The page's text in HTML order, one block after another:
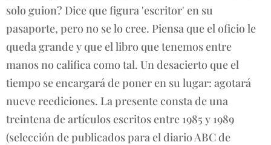
solo guion? Dice que figura 'escritor' en su
pasaporte, pero no se lo cree. Piensa que el oficio le
queda grande y que el libro que tenemos entre
manos no califica como tal. Un desacierto que el
tiempo se encargará de poner en su lugar: agotará
nueve reediciones. La presente consta de una
treintena de artículos escritos entre 1985 y 1989
(selección de publicados para el diario ABC de